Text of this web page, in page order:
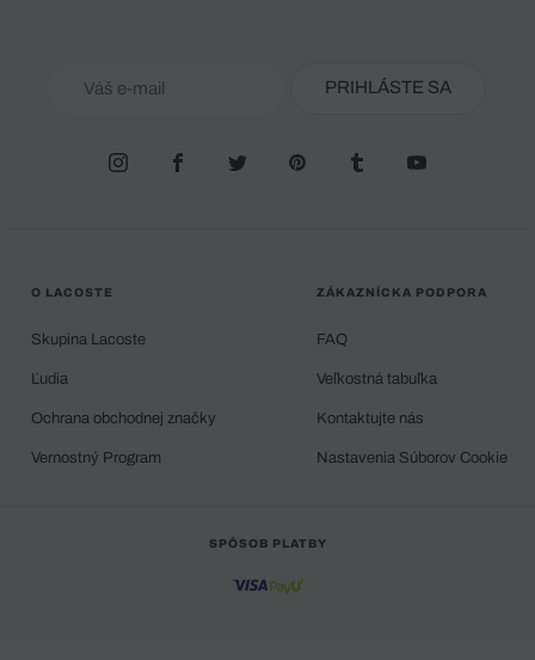
PRIHLÁSTE SA
O LACOSTE
Skupina Lacoste
Ľudia
Ochrana obchodnej značky
Vernostný Program
ZÁKAZNÍCKA PODPORA
FAQ
Veľkostná tabuľka
Kontaktujte nás
Nastavenia Súborov Cookie
SPÔSOB PLATBY